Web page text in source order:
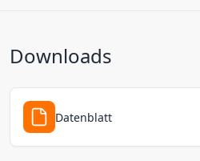
Downloads
Datenblatt